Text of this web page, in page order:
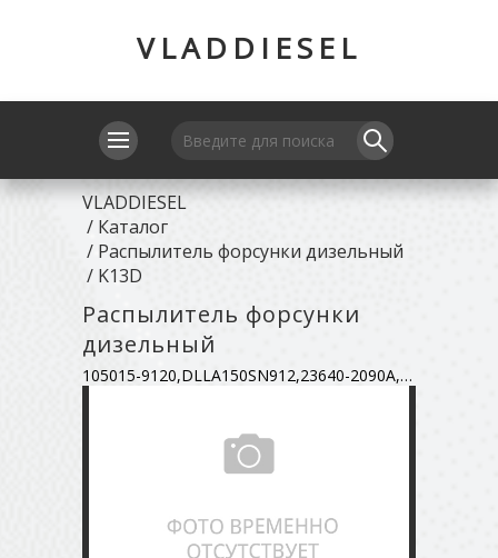
VLADDIESEL
VLADDIESEL
/ Каталог
/ Распылитель форсунки дизельный
/ K13D
Распылитель форсунки
дизельный
105015-9120,DLLA150SN912,23640-2090A,9432610774